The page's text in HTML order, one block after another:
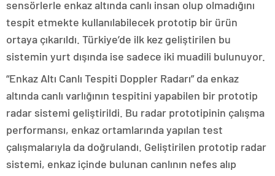
sensörlerle enkaz altında canlı insan olup olmadığını
tespit etmekte kullanılabilecek prototip bir ürün
ortaya çıkarıldı. Türkiye’de ilk kez geliştirilen bu
sistemin yurt dışında ise sadece iki muadili bulunuyor.
“Enkaz Altı Canlı Tespiti Doppler Radarı” da enkaz
altında canlı varlığının tespitini yapabilen bir prototip
radar sistemi geliştirildi. Bu radar prototipinin çalışma
performansı, enkaz ortamlarında yapılan test
çalışmalarıyla da doğrulandı. Geliştirilen prototip radar
sistemi, enkaz içinde bulunan canlının nefes alıp